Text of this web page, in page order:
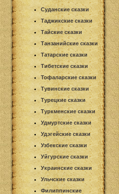
Суданские сказки
Таджикские сказки
Тайские сказки
Танзанийские сказки
Татарские сказки
Тибетские сказки
Тофаларские сказки
Тувинские сказки
Турецкие сказки
Туркменские сказки
Удмуртские сказки
Удэгейские сказки
Узбекские сказки
Уйгурские сказки
Украинские сказки
Ульчские сказки
Филиппинские